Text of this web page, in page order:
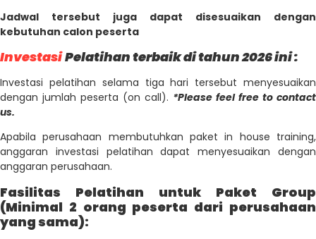
Jadwal tersebut juga dapat disesuaikan dengan
kebutuhan calon peserta
InvestasiPelatihan terbaik di tahun 2026 ini :
Investasi pelatihan selama tiga hari tersebut menyesuaikan
dengan jumlah peserta (on call). *Please feel free to contact
us.
Apabila perusahaan membutuhkan paket in house training,
anggaran investasi pelatihan dapat menyesuaikan dengan
anggaran perusahaan.
Fasilitas Pelatihan untuk Paket Group
(Minimal 2 orang peserta dari perusahaan
yang sama):